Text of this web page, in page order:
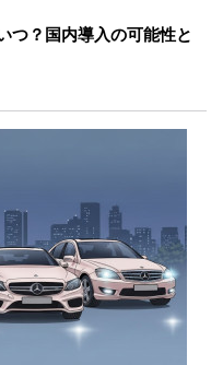
つ？国内導入の可能性と